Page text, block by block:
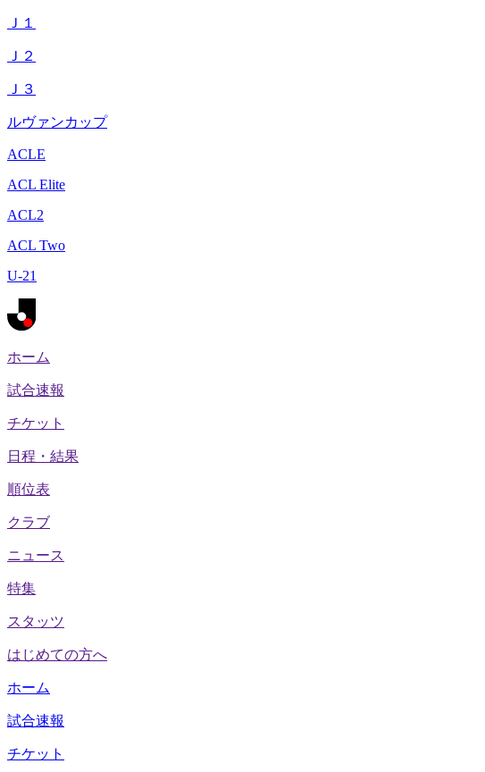
Ｊ１
Ｊ２
Ｊ３
ルヴァンカップ
ACLE
ACL Elite
ACL2
ACL Two
U-21
ホーム
試合速報
チケット
日程・結果
順位表
クラブ
ニュース
特集
スタッツ
はじめての方へ
ホーム
試合速報
チケット